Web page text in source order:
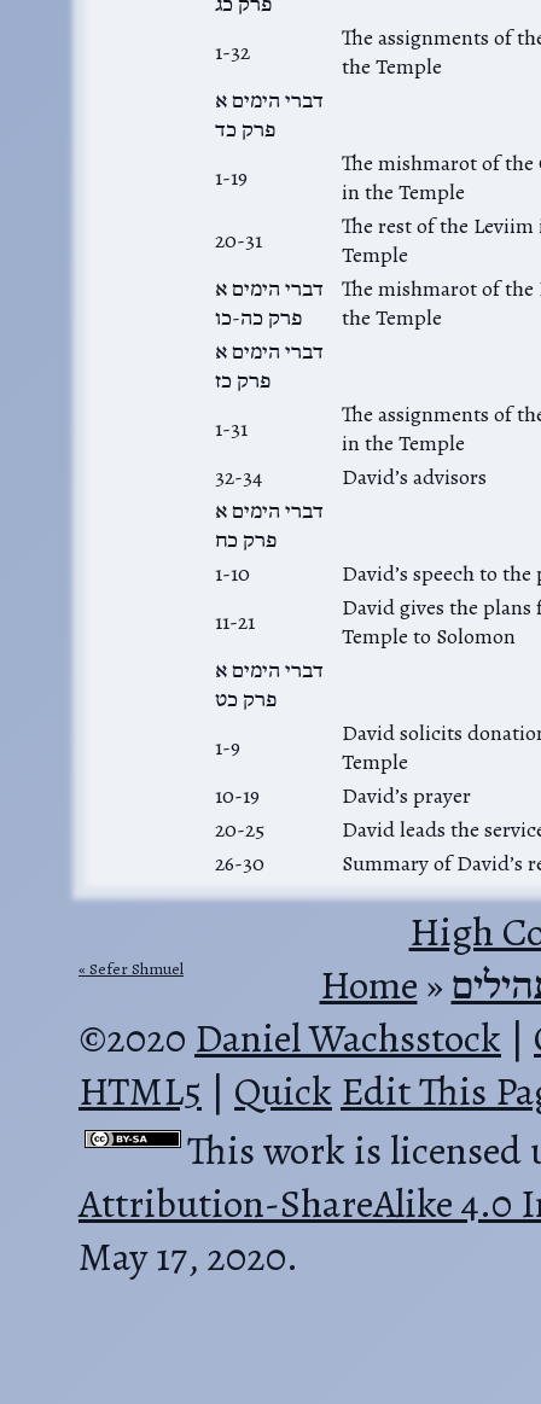
1-32
The assignments of
the Temple
דברי הימים א
פרק כד
1-19
The mishmarot of
in the Temple
20-31
The rest of the
Temple
דברי הימים א
פרק כה-כו
The mishmarot of
the Temple
דברי הימים א
פרק כז
1-31
The assignments of
in the Temple
32-34
David’s advisors
דברי הימים א
פרק כח
1-10
David’s speech to the
11-21
David gives the plans
Temple to Solomon
דברי הימים א
פרק כט
1-9
David solicits
Temple
10-19
David’s prayer
20-25
David leads the
26-30
Summary of David’s
High
Sefer Shmuel Home ‎ »‎
©2020 Daniel Wachsstock |
HTML5 | Quick Edit This
This work is licensed
Attribution-ShareAlike 4.0
May 17, 2020.